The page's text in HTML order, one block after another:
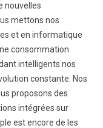
nouvelles
mettons nos
et en informatique
consommation
intelligents nos
constante. Nos
proposons des
intégrées sur
est encore de les